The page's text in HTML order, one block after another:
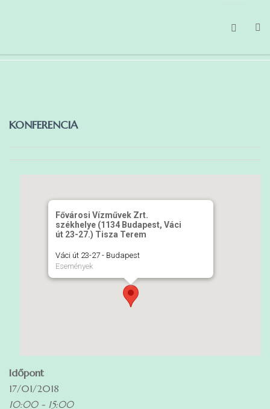
TEVÉKENYSÉGEINK
TAGBELÉPÉS
KONFERENCIA
Fővárosi Vízművek Zrt.
székhelye (1134 Budapest, Váci
út 23-27.) Tisza Terem
Váci út 23-27 - Budapest
Események
Időpont
17/01/2018
10:00 - 15:00